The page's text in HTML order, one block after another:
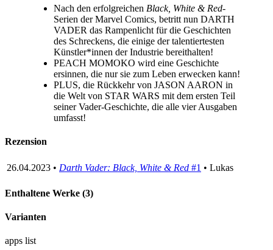
Nach den erfolgreichen Black, White & Red-
Serien der Marvel Comics, betritt nun DARTH
VADER das Rampenlicht für die Geschichten
des Schreckens, die einige der talentiertesten
Künstler*innen der Industrie bereithalten!
PEACH MOMOKO wird eine Geschichte
ersinnen, die nur sie zum Leben erwecken kann!
PLUS, die Rückkehr von JASON AARON in
die Welt von STAR WARS mit dem ersten Teil
seiner Vader-Geschichte, die alle vier Ausgaben
umfasst!
Rezension
26.04.2023 • Darth Vader: Black, White & Red #1 • Lukas
Enthaltene Werke (3)
Varianten
apps list